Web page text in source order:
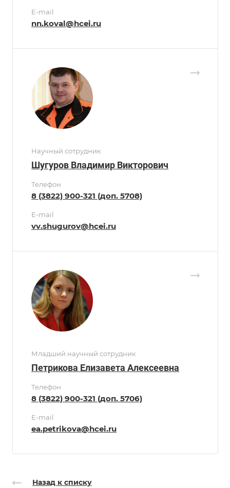
E-mail
nn.koval@hcei.ru
Научный сотрудник
Шугуров Владимир Викторович
Телефон
8 (3822) 900-321 (доп. 5708)
E-mail
vv.shugurov@hcei.ru
Младший научный сотрудник
Петрикова Елизавета Алексеевна
Телефон
8 (3822) 900-321 (доп. 5706)
E-mail
ea.petrikova@hcei.ru
Назад к списку